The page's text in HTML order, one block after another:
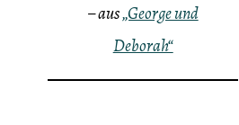
– aus„George und
Deborah“